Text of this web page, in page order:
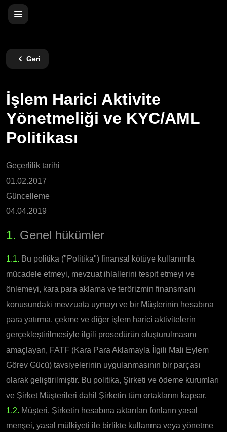
Geri
İşlem Harici Aktivite
Yönetmeliği ve KYC/AML
Politikası
Geçerlilik tarihi
01.02.2017
Güncelleme
04.04.2019
1. Genel hükümler
1.1. Bu politika ("Politika") finansal kötüye kullanımla
mücadele etmeyi, mevzuat ihlallerini tespit etmeyi ve
önlemeyi, kara para aklama ve terörizmin finansmanı
konusundaki mevzuata uymayı ve bir Müşterinin hesabına
para yatırma, çekme ve diğer işlem harici aktivitelerin
gerçekleştirilmesiyle ilgili prosedürün oluşturulmasını
amaçlayan, FATF (Kara Para Aklamayla İlgili Mali Eylem
Görev Gücü) tavsiyelerinin uygulanmasının bir parçası
olarak geliştirilmiştir. Bu politika, Şirketi ve ödeme kurumları
ve Şirket Müşterileri dahil Şirketin tüm ortaklarını kapsar.
1.2. Müşteri, Şirketin hesabına aktarılan fonların yasal
menşei, yasal mülkiyeti ile birlikte kullanma veya yönetme